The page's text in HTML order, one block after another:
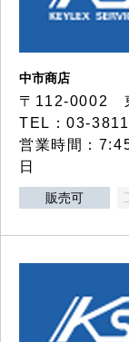
中市商店
〒112-0002
TEL：03-
営業時間：
日
販売可